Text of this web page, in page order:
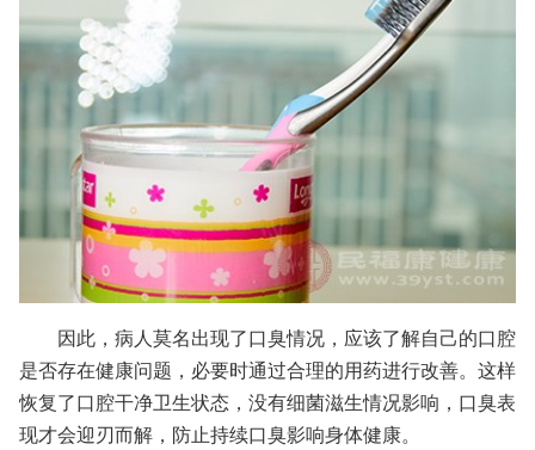
因此，病人莫名出现了口臭情况，应该了解自己的口腔
是否存在健康问题，必要时通过合理的用药进行改善。这样
恢复了口腔干净卫生状态，没有细菌滋生情况影响，口臭表
现才会迎刃而解，防止持续口臭影响身体健康。